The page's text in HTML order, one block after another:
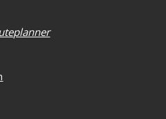
NL72 RABO 0354 3350 06